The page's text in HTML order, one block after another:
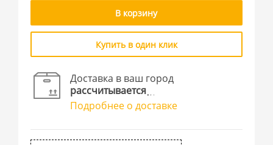
В корзину
Купить в один клик
Доставка в ваш город
рассчитывается
Подробнее о доставке